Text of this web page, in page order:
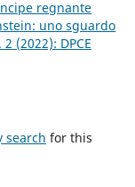
regnante
uno sguardo
(2022): DPCE
search for this